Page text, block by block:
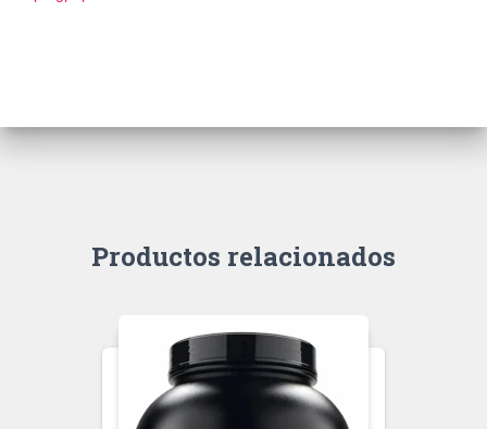
Productos relacionados